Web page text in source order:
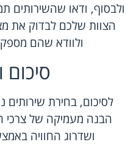
ולבסוף, ודאו שהשירותים
הצוות שלכם לבדוק את
ולוודא שהם
סיכום
לסיכום, בחירת שירותים
הבנה מעמיקה של צרכי
ושדרוג החוויה